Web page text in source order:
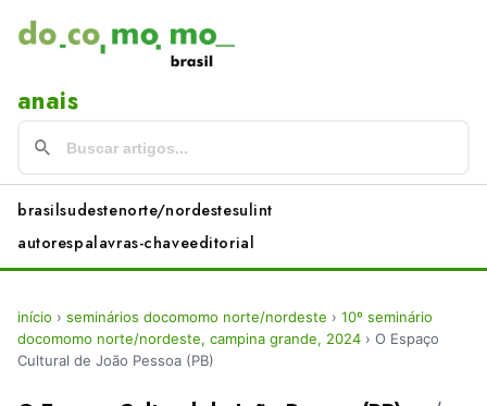
anais
brasilsudestenorte/nordestesulint
autorespalavras-chaveeditorial
início › seminários docomomo norte/nordeste › 10º seminário
docomomo norte/nordeste, campina grande, 2024 › O Espaço
Cultural de João Pessoa (PB)